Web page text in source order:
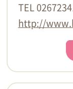
TEL
http://